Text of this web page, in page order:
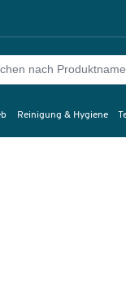
Reinigung & Hygiene